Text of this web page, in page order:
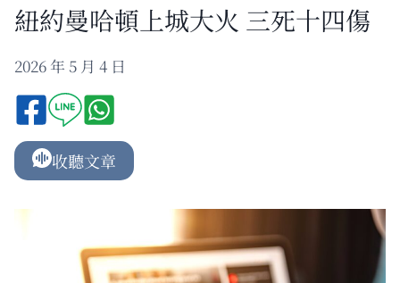
紐約曼哈頓上城大火 三死十四傷
2026 年 5 月 4 日
收聽文章